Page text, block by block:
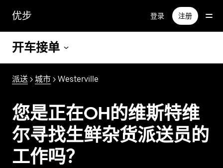
容
优步 登录 注册
开车接单
派送 > 城市 > Westerville
您是正在OH的维斯特维
尔寻找生鲜杂货派送员的
工作吗？